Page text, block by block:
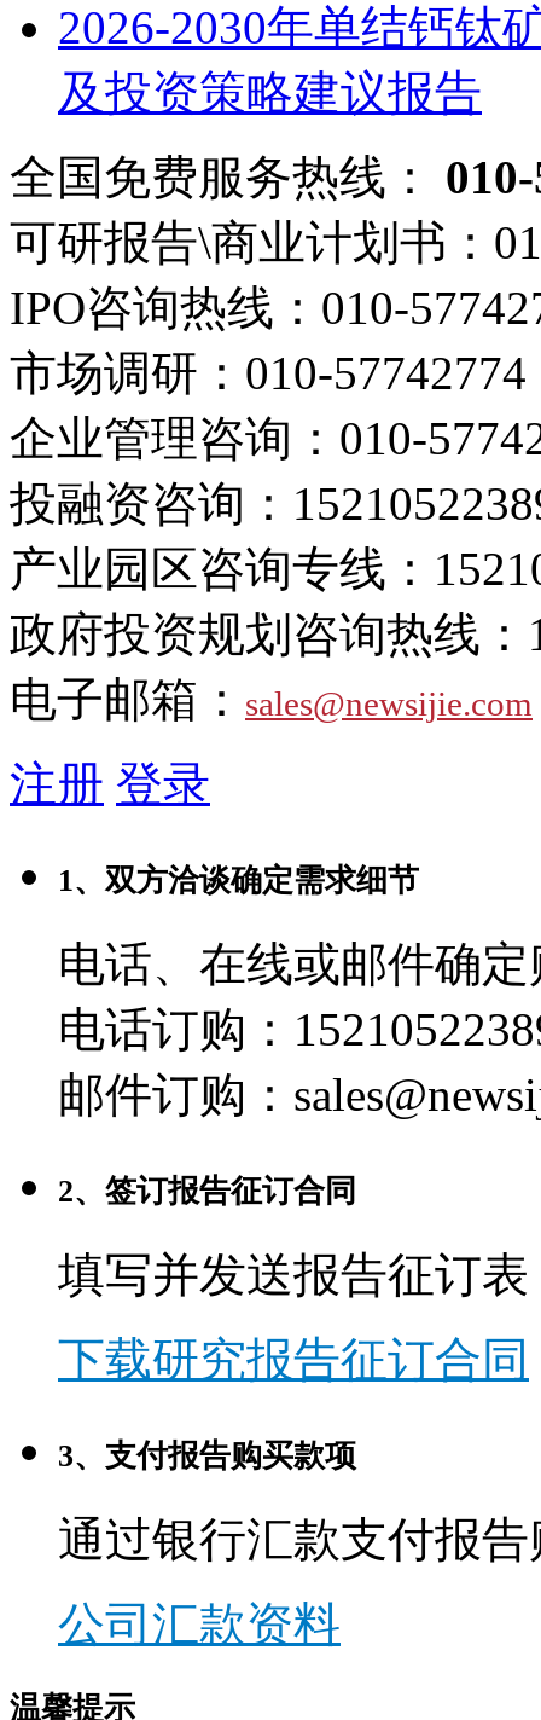
2026-2030年单结钙钛
及投资策略建议报告
全国免费服务热线：
可研报告\商业计划书：
IPO咨询热线： 010-
市场调研： 010-57742774
企业管理咨询： 010-
投融资咨询：
产业园区咨询专线：
政府投资规划咨询热线：
电子邮箱： sales@newsijie.com
注册 登录
1、双方洽谈确定需求细节
电话、在线或邮件确
电话订购：
邮件订购：
2、签订报告征订合同
填写并发送报告征订表
下载研究报告征订合同
3、支付报告购买款项
通过银行汇款支付报
公司汇款资料
温馨提示